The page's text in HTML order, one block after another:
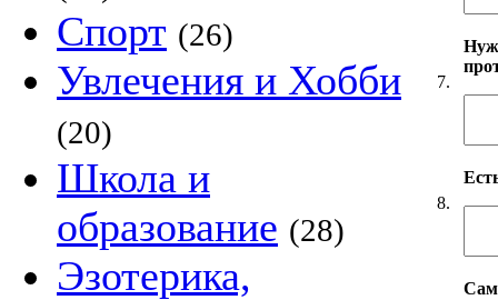
Спорт (26)
Увлечения и Хобби
(20)
Школа и
образование (28)
Эзотерика,
7.
8.